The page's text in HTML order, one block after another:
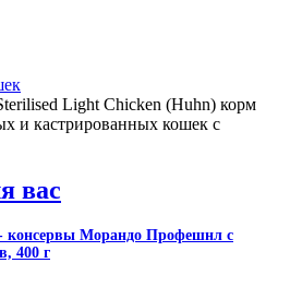
Light Chicken (Huhn) корм
и кастрированных кошек с
вас
консервы Морандо Профешнл с
400 г